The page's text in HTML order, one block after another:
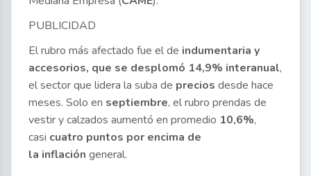
PUBLICIDAD
El rubro más afectado fue el de indumentaria y
accesorios, que se desplomó 14,9% interanual,
el sector que lidera la suba de precios desde hace
meses. Solo en septiembre, el rubro prendas de
vestir y calzados aumentó en promedio 10,6%,
casi cuatro puntos por encima de
la inflación general.